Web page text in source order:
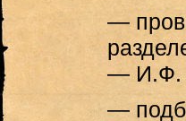
—
— И.Ф.
—